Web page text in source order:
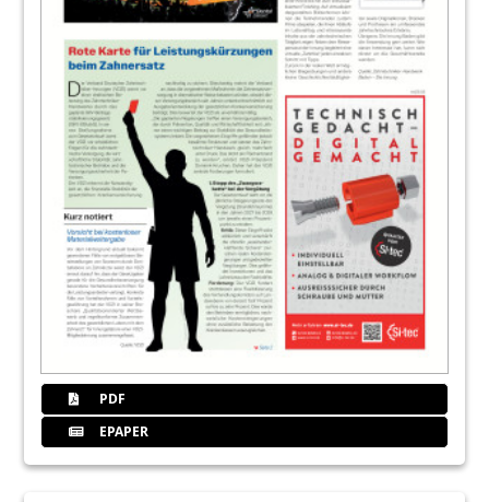
Immer einen Schritt voraus – ZWP online
präsentiert sich pünktlich zur IDS im neuen
Look
Wie sieht ein sinnvolles Chancen- und
Risikomanagement im Vertrieb des
Dentallabors aus?
Claudia Huhn
Online-Tool: Schnelle Hilfe nach
Cyberangriffen
Redaktion
Interview: „Ich habe an mich und meine
Berufserfahrung geglaubt“
Alexandra Hartmann im Gespräch nit ZTM
Monika Nohe
21Markt
Redaktion
PDF
EPAPER